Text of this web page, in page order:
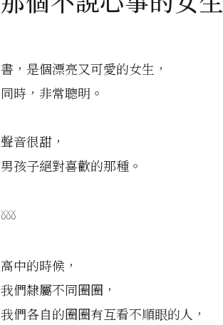
書，是個漂亮又可愛的女生，
同時，非常聰明。
聲音很甜，
男孩子絕對喜歡的那種。
𓍱𓍱𓍱
高中的時候，
我們隸屬不同圈圈，
我們各自的圈圈有互看不順眼的人，